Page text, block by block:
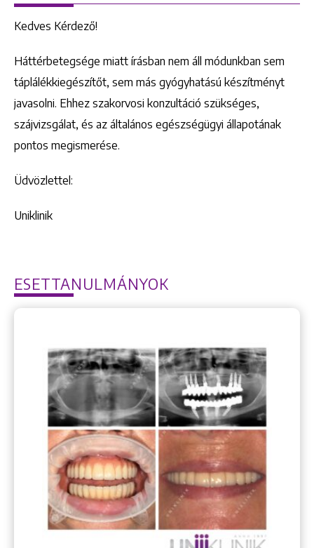
Kedves Kérdező!
Háttérbetegsége miatt írásban nem áll módunkban sem
táplálékkiegészítőt, sem más gyógyhatású készítményt
javasolni. Ehhez szakorvosi konzultáció szükséges,
szájvizsgálat, és az általános egészségügyi állapotának
pontos megismerése.
Üdvözlettel:
Uniklinik
ESETTANULMÁNYOK